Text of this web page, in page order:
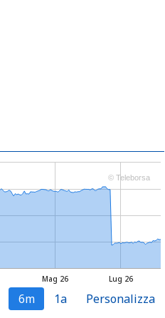
Lug 26
Mag 26
© Teleborsa
6m 1a Personalizza